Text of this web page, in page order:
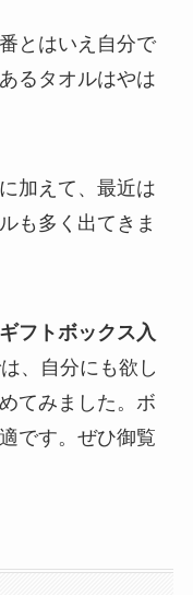
とはいえ自分で
るタオルはやは
加えて、最近は
も多く出てきま
フトボックス入
、自分にも欲し
てみました。ボ
です。ぜひ御覧